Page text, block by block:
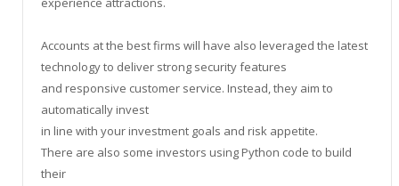
Accounts at the best firms will have also leveraged the latest
technology to deliver strong security features
and responsive customer service. Instead, they aim to
automatically invest
in line with your investment goals and risk appetite.
There are also some investors using Python code to build
their